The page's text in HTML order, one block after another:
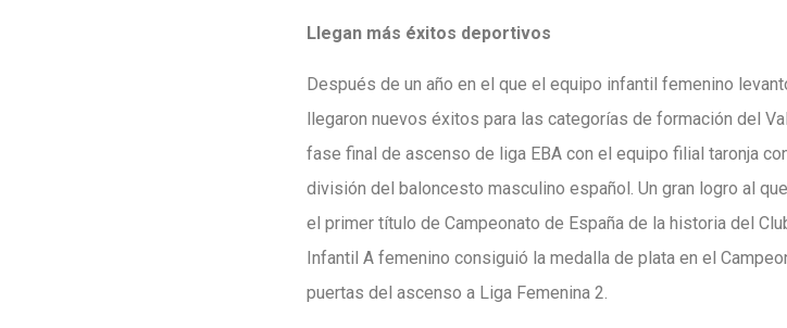
Llegan más éxitos deportivos
Después de un año en el que el equipo infantil femenino
llegaron nuevos éxitos para las categorías de formación del
fase final de ascenso de liga EBA con el equipo filial taronja
división del baloncesto masculino español. Un gran logro al
el primer título de Campeonato de España de la historia del
Infantil A femenino consiguió la medalla de plata en el
puertas del ascenso a Liga Femenina 2.